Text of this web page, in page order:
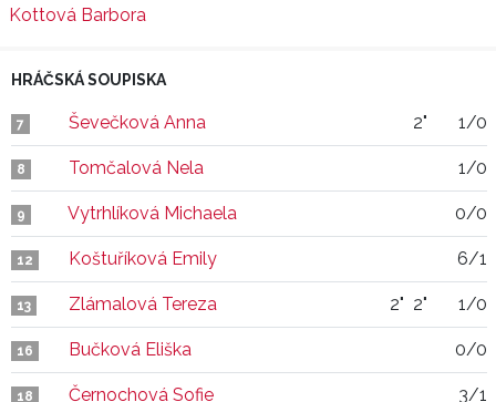
Kottová Barbora
HRÁČSKÁ SOUPISKA
7 Ševečková Anna 2" 1/0
8 Tomčalová Nela 1/0
9 Vytrhlíková Michaela 0/0
12 Koštuříková Emily 6/1
13 Zlámalová Tereza 2" 2" 1/0
16 Bučková Eliška 0/0
18 Černochová Sofie 3/1